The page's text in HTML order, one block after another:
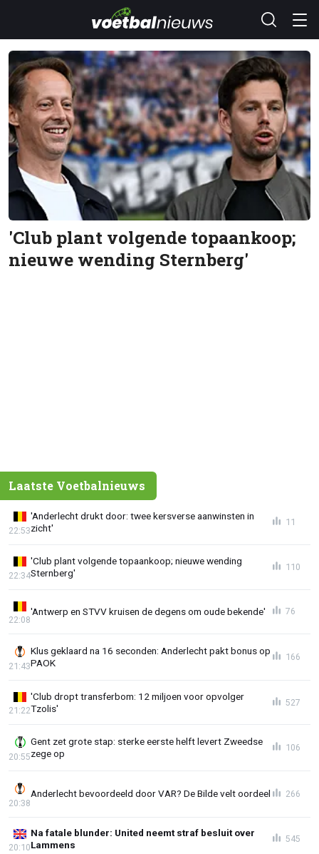
'Club plant volgende topaankoop;
nieuwe wending Sternberg'
Laatste Voetbalnieuws
'Anderlecht drukt door: twee kersverse aanwinsten in
zicht'
22:53
11
'Club plant volgende topaankoop; nieuwe wending
Sternberg'
22:34
110
'Antwerp en STVV kruisen de degens om oude bekende'
22:08
76
Klus geklaard na 16 seconden: Anderlecht pakt bonus op
PAOK
21:43
166
'Club dropt transferbom: 12 miljoen voor opvolger
Tzolis'
21:22
527
Gent zet grote stap: sterke eerste helft levert Zweedse
zege op
20:55
106
Anderlecht bevoordeeld door VAR? De Bilde velt oordeel
20:38
266
Na fatale blunder: United neemt straf besluit over
Lammens
20:10
545